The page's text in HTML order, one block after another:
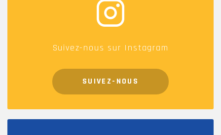
Suivez-nous sur Instagram
SUIVEZ-NOUS